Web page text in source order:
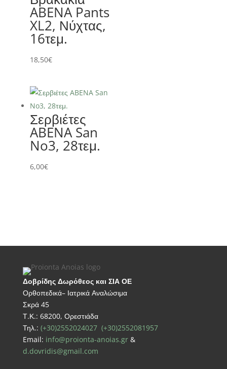
ABENA Pants
XL2, Νύχτας,
16τεμ.
18,50€
Σερβιέτες
ABENA San
No3, 28τεμ.
6,00€
Δοβρίδης Δωρόθεος και ΣΙΑ ΟΕ
Ορθοπεδικά– Ιατρικά Αναλώσιμα
Σκρά 45
Τ.Κ.: 68200, Ορεστιάδα
Τηλ.: (+30)2552024027 (+30)2552081957
Email: info@proionta-anoias.gr&
d.dovridis@gmail.com